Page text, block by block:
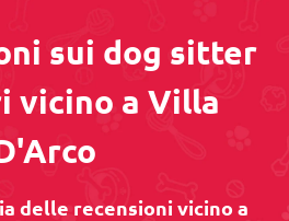
sui dog sitter
vicino a Villa
delle recensioni vicino a